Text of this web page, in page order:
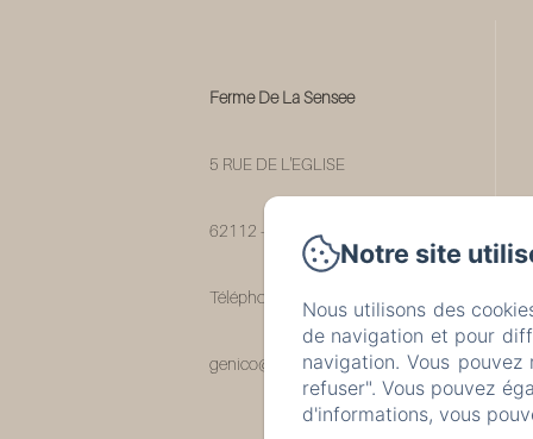
Ferme De La Sensee
5 RUE DE L'EGLISE
62112 - GOUY SOUS BELLONNE
Téléphone: 0663269032
genico@free.fr
Notre site
Nous utilisons des
de navigation et pour
navigation. Vous
refuser". Vous pouvez
d'informations, vous